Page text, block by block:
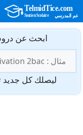
انتقل
المحتوى
ابحث عن
عن:
ليصلك كل جديد